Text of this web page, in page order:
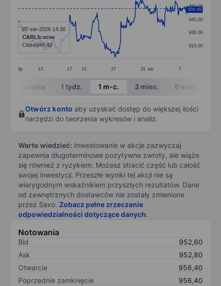
Line chart with 368 data points.
The chart has 1 X axis displaying categories.
The chart has 1 Y axis displaying values. Data
lip 13 17 21 27 31 sie 7
915,00
930,00
945,00
960,00
956,40
07-sie-2026 14:30
CARLb:xcse
Close949,40
End of interactive chart.
W ciągu dnia 1 tydz. 1 m-c. 3 mies. 6 mies.
Otwórz konto aby uzyskać dostęp do większej ilości
narzędzi do tworzenia wykresów i analiz.
Warto wiedzieć: Inwestowanie w akcje zazwyczaj
zapewnia długoterminowe pozytywne zwroty, ale wiąże
się również z ryzykiem. Możesz stracić część lub całość
swojej inwestycji. Przeszłe wyniki tej akcji nie są
wiarygodnym wskaźnikiem przyszłych rezultatów. Dane
od zewnętrznych dostawców nie zostały zmienione
przez Saxo. Zobacz pełne zrzeczenie
odpowiedzialności dotyczące danych.
Notowania
Bid
952,60
Ask
952,80
Otwarcie
956,40
Poprzednie zamknięcie
956,40